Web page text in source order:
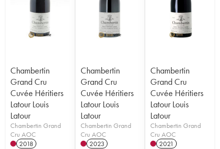
Chambertin
Grand Cru
Cuvée Héritiers
Latour Louis
Latour
Chambertin Grand
Cru AOC
2018
Chambertin
Grand Cru
Cuvée Héritiers
Latour Louis
Latour
Chambertin Grand
Cru AOC
2023
Chambertin
Grand Cru
Cuvée Héritiers
Latour Louis
Latour
Chambertin Grand
Cru AOC
2021